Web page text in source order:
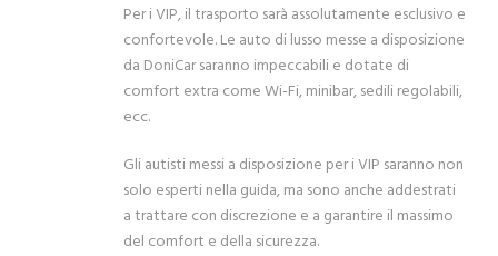
Per i VIP, il trasporto sarà assolutamente esclusivo e
confortevole. Le auto di lusso messe a disposizione
da DoniCar saranno impeccabili e dotate di
comfort extra come Wi-Fi, minibar, sedili regolabili,
ecc.
Gli autisti messi a disposizione per i VIP saranno non
solo esperti nella guida, ma sono anche addestrati
a trattare con discrezione e a garantire il massimo
del comfort e della sicurezza.